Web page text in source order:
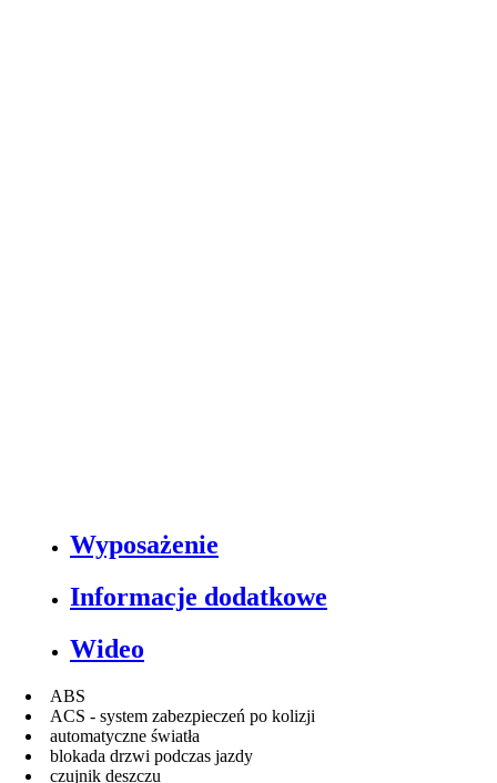
Wyposażenie
Informacje dodatkowe
Wideo
ABS
ACS - system zabezpieczeń po kolizji
automatyczne światła
blokada drzwi podczas jazdy
czujnik deszczu